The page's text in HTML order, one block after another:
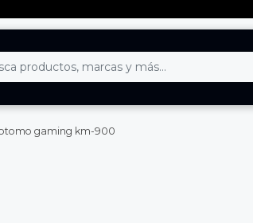
gaming km-900